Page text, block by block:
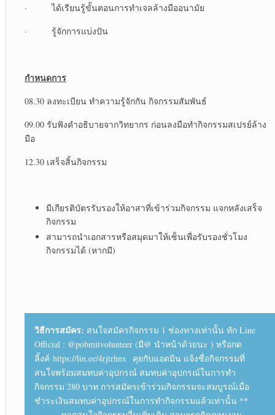
· ได้เรียนรู้ขั้นตอนการทำเจลล้างมืออนามัย
· รู้จักการแบ่งปัน
กำหนดการ
08.30 ลงทะเบียน ทำความรู้จักกัน กิจกรรมสัมพันธ์
09.00 รับฟังคำอธิบายจากวิทยากร ก่อนลงมือทำกิจกรรมสเปรย์ล้าง
มือ
12.30 เสร็จสิ้นกิจกรรม
มีเกียรติบัตรรับรองให้อาสาที่เข้าร่วมกิจกรรม แจกหลังเสร็จ
กิจกรรม
สามารถนำเอกสารหรือสมุดมาให้เซ็นเพื่อรับรองชั่วโมง
กิจกรรมได้ (หากมี)
วิธีการสมัคร: สนใจสมัครกิจกรรม 1 ช่องทางเท่านั้น ทัก Line
Official : @pobmitvolunteer (มี@ นำหน้าด้วยนะ ) หรือกด
ลิ้งค์ https://lin.ee/4rjtrhnx คุยกับแอดมิน แจ้งชื่อกิจกรรมที่
สนใจพร้อมสมทบค่าอุปกรณ์ สมทบค่าอุปกรณ์ในการทำ
กิจกรรม 280 บาท การสมัครเข้าร่วมกิจกรรมจะสมบูรณ์เมื่อ
ชำระเงินสมทบค่าอุปกรณ์ในการทำกิจกรรมแล้วเท่านั้น **